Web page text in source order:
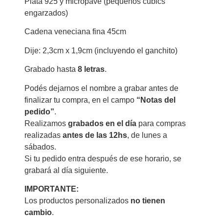
engarzados)
Cadena veneciana fina 45cm
Dije: 2,3cm x 1,9cm (incluyendo el ganchito)
Grabado hasta 8 letras.
Podés dejarnos el nombre a grabar antes de
finalizar tu compra, en el campo “Notas del
pedido”.
Realizamos grabados en el día para compras
realizadas antes de las 12hs, de lunes a
sábados.
Si tu pedido entra después de ese horario, se
grabará al día siguiente.
IMPORTANTE:
Los productos personalizados no tienen
cambio.